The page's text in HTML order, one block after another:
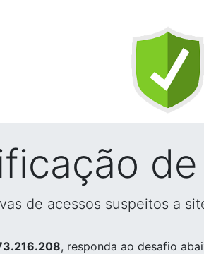
de acessos suspeitos a
, responda ao desafio